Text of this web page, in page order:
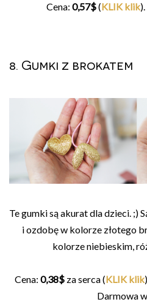
Cena: 0,57$(KLIK klik
8. Gumki z brokatem
Te gumki są akurat dla dzieci. ;)
i ozdobę w kolorze złotego
kolorze niebieskim,
Cena: 0,38$za serca (KLIK klik
Darmowa